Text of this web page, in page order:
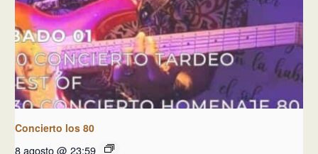
Concierto los 80
8 agosto @ 23:59